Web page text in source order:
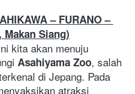
– FURANO –
Makan Siang)
Asahiyama Zoo, salah
di Jepang. Pada